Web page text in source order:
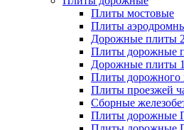
Плиты мостовые
Плиты
Дорожные плиты
Плиты дорожные
Дорожные плиты
Плиты дорожного
Плиты проезжей
Сборные
Плиты дорожные